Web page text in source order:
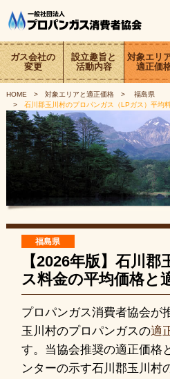
ガス会社の
変更
設立趣旨と
活動内容
対象エリ
適正価
HOME 対象エリアと適正価格
福島県
石川郡玉川村のプロパンガス（LPガス）平均
福島県
【2026年版】石川
ス料金の平均価格と
プロパンガス消費者協会が
玉川村のプロパンガスの適
す。当協会推奨の適正価格
ンターの示す石川郡玉川村